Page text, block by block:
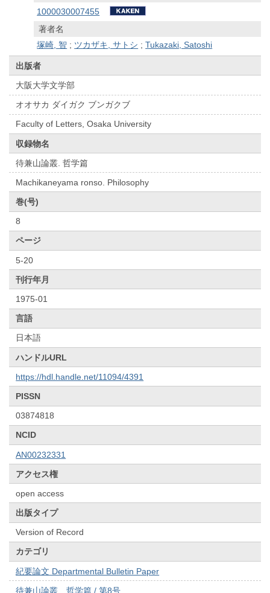
1000030007455
著者名
塚崎, 智 ; ツカザキ, サトシ ;Tukazaki, Satoshi
出版者
大阪大学文学部
オオサカ ダイガク ブンガクブ
Faculty of Letters, Osaka University
収録物名
待兼山論叢. 哲学篇
Machikaneyama ronso. Philosophy
巻(号)
8
ページ
5-20
刊行年月
1975-01
言語
日本語
ハンドルURL
https://hdl.handle.net/11094/4391
PISSN
03874818
NCID
AN00232331
アクセス権
open access
出版タイプ
Version of Record
カテゴリ
紀要論文 Departmental Bulletin Paper
待兼山論叢 哲学篇 / 第8号